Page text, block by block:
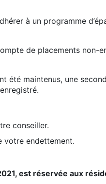
à un programme
de placements non-
été maintenus, une
conseiller.
votre endettement.
est réservée aux